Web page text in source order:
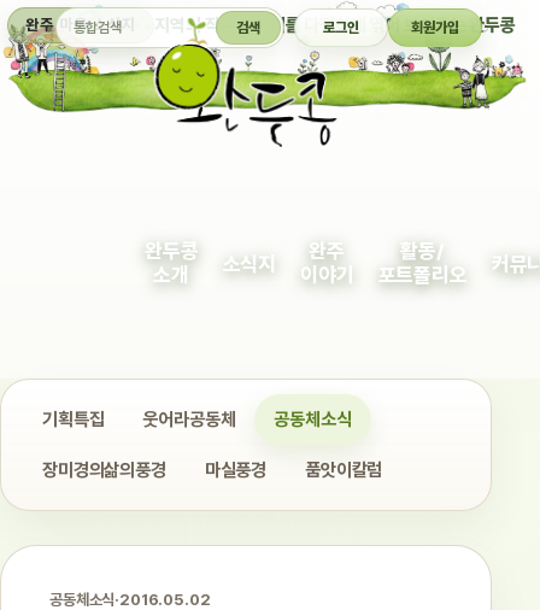
완주 마을 소식지 지역의 작은 이야기를 다정하게 엮어 보여주는 완두콩
통합검색 검색 로그인 회원가입
완두콩
소개
소식지
완주
이야기
활동/
포트폴리오
커뮤
기획특집 웃어라공동체 공동체소식
장미경의삶의풍경 마실풍경 품앗이칼럼
공동체소식·2016.05.02